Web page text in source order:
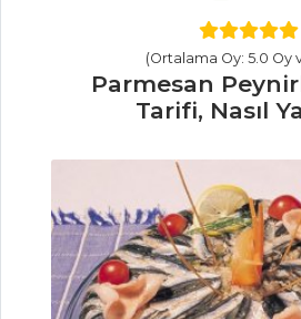
Deniz
Ürünleriyle Pazı
Sarma Tarifi, Nasıl
Mezeler ve Soslar
Tüm Tarifleri
BALIK
(Ortalama Oy: 5.0 Oy
Parmesan
Tarifi, Nasıl